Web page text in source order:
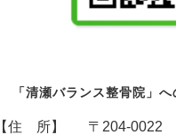
「清瀬バランス整骨院」
【住 所】
〒204-0022